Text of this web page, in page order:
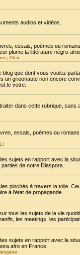
audios et vidéos.
essais, poèmes ou
plume la littérature négro-
Alex
que dont vous voulez
un grioonaute non encore
le votre.
dans cette rubrique,
essais, poèmes ou
sujets en rapport avec la
de notre Diaspora.
piochés à travers la toile.
à l'état de propagande.
tous les sujets de la vie
les meetings, les
sujets en rapport avec la
afro en France.